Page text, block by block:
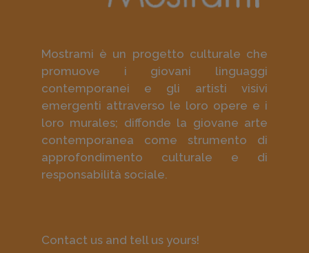
Mostrami è un progetto culturale che
promuove i giovani linguaggi
contemporanei e gli artisti visivi
emergenti attraverso le loro opere e i
loro murales; diffonde la giovane arte
contemporanea come strumento di
approfondimento culturale e di
responsabilità sociale.
Contact us and tell us yours!